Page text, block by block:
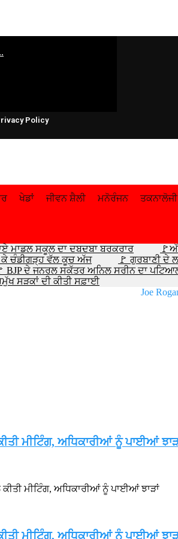
Policy
ਖੇਡਾਂ ਜੀਵਨ ਸ਼ੈਲੀ ਮਨੋਰੰਜਨ ਤਕਨਾਲੋਜੀ
ਮਾਡਲ ਸਕੂਲ ਦਾ ਦਬਦਬਾ ਬਰਕਰਾਰ
ਕੇ ਚੰਡੀਗੜ੍ਹ ਵੱਲ ਕੂਚ ਅੱਜ
🚩 ਗੁਰਬਾਣੀ ਦੇ
BJP ਦੇ ਜਨਰਲ ਸਕੱਤਰ ਅਨਿਲ ਸਰੀਨ ਦਾ
ਸੜਕਾਂ ਦੀ ਕੀਤੀ ਸਫ਼ਾਈ
ਮੀਟਿੰਗ, ਅਧਿਕਾਰੀਆਂ ਨੂੰ ਪਾਈਆਂ
ਮੀਟਿੰਗ, ਅਧਿਕਾਰੀਆਂ ਨੂੰ ਪਾਈਆਂ ਝਾੜਾਂ
ਮੀਟਿੰਗ, ਅਧਿਕਾਰੀਆਂ ਨੂੰ ਪਾਈਆਂ